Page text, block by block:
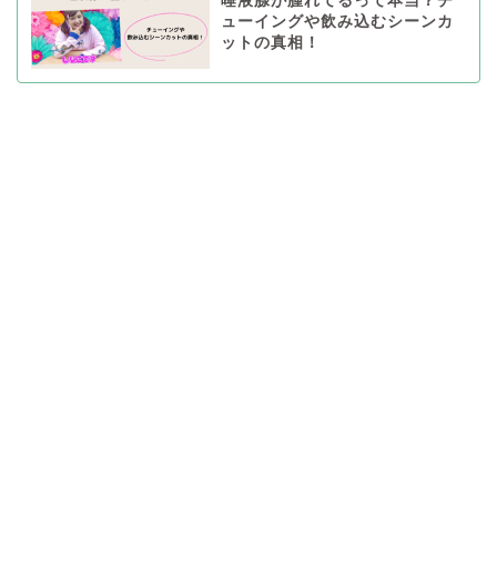
ューイングや飲み込むシーンカ
ットの真相！